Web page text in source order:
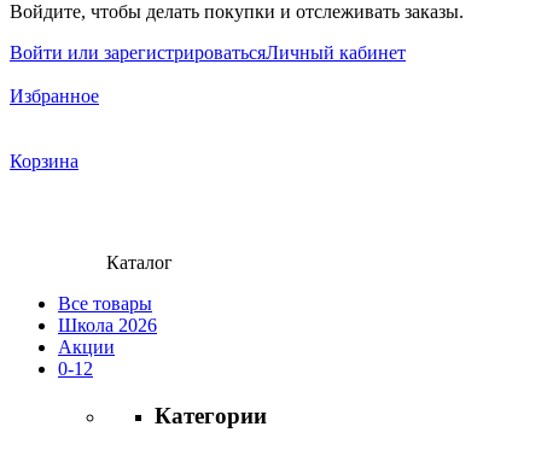
Войдите, чтобы делать покупки и отслеживать заказы.
Войти или зарегистрироватьсяЛичный кабинет
Избранное
Корзина
Каталог
Все товары
Школа 2026
Акции
0-12
Категории